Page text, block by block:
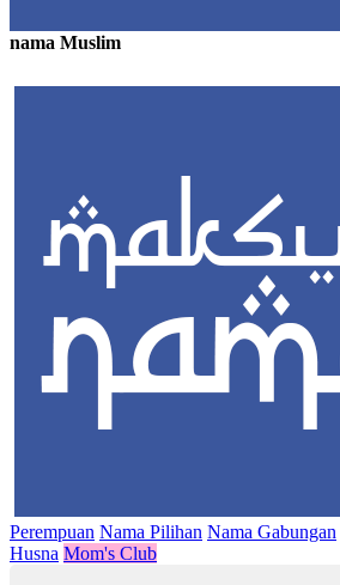
nama Muslim
Perempuan Nama Pilihan Nama Gabungan
Husna Mom's Club